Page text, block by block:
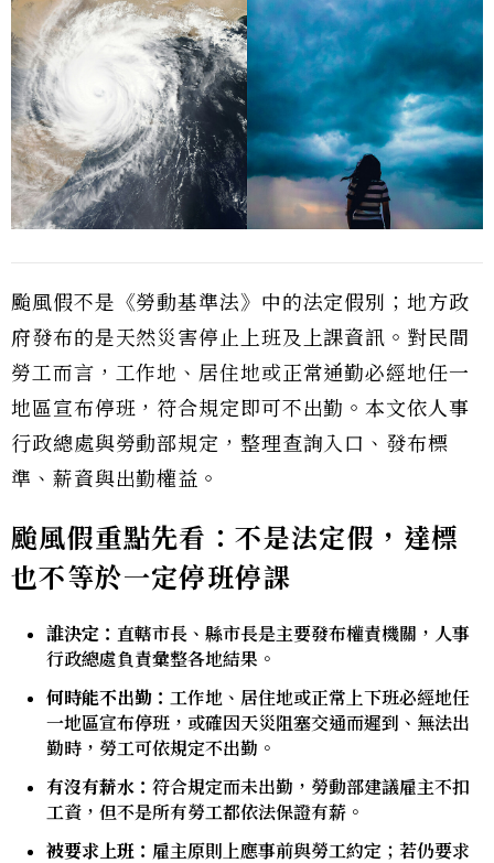
颱風假不是《勞動基準法》中的法定假別；地方政
府發布的是天然災害停止上班及上課資訊。對民間
勞工而言，工作地、居住地或正常通勤必經地任一
地區宣布停班，符合規定即可不出勤。本文依人事
行政總處與勞動部規定，整理查詢入口、發布標
準、薪資與出勤權益。
颱風假重點先看：不是法定假，達標
也不等於一定停班停課
誰決定： 直轄市長、縣市長是主要發布權責機關，人事
行政總處負責彙整各地結果。
何時能不出勤： 工作地、居住地或正常上下班必經地任
一地區宣布停班，或確因天災阻塞交通而遲到、無法出
勤時，勞工可依規定不出勤。
有沒有薪水： 符合規定而未出勤，勞動部建議雇主不扣
工資，但不是所有勞工都依法保證有薪。
被要求上班： 雇主原則上應事前與勞工約定；若仍要求